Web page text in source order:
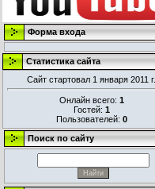
Форма входа
Статистика сайта
Сайт стартовал 1 января 2011 г.
Онлайн всего: 1
Гостей: 1
Пользователей: 0
Поиск по сайту